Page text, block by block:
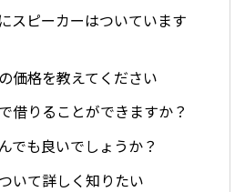
スピーカーはついています
価格を教えてください
借りることができますか？
でも良いでしょうか？
いて詳しく知りたい